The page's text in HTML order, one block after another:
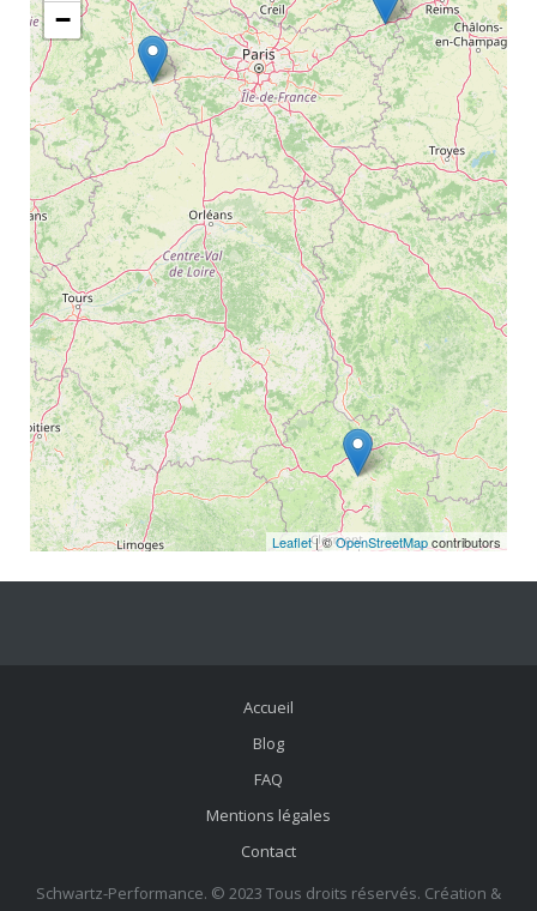
−
Leaflet| ©OpenStreetMapcontributors
Accueil
Blog
FAQ
Mentions légales
Contact
Schwartz-Performance. © 2023 Tous droits réservés. Création &